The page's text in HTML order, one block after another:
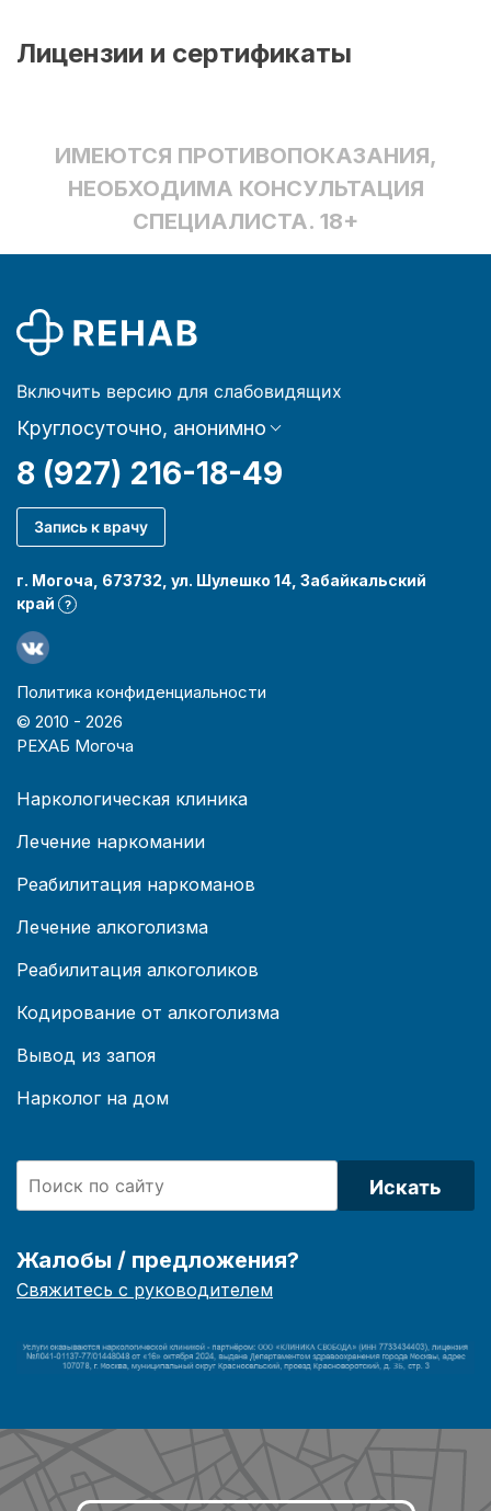
Лицензии и сертификаты
ИМЕЮТСЯ ПРОТИВОПОКАЗАНИЯ,
НЕОБХОДИМА КОНСУЛЬТАЦИЯ
СПЕЦИАЛИСТА. 18+
Включить версию для слабовидящих
Круглосуточно, анонимно
8 (927) 216-18-49
Запись к врачу
г. Могоча, 673732, ул. Шулешко 14, Забайкальский
край
?
Политика конфиденциальности
© 2010 - 2026
РЕХАБ Могоча
Наркологическая клиника
Лечение наркомании
Реабилитация наркоманов
Лечение алкоголизма
Реабилитация алкоголиков
Кодирование от алкоголизма
Вывод из запоя
Нарколог на дом
Искать
Жалобы / предложения?
Свяжитесь с руководителем